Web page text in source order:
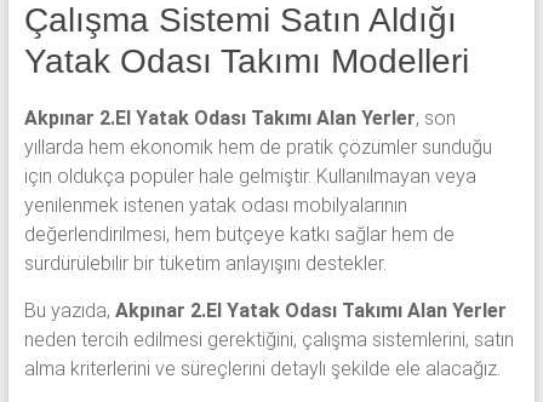
Antika
yatak
ve
Metebronz
yatak
odası
takımı
alınmaktadır.
Çalışma Sistemi Satın Aldığı
Yatak Odası Takımı Modelleri
Akpınar 2.El Yatak Odası Takımı Alan Yerler, son
yıllarda hem ekonomik hem de pratik çözümler sunduğu
için oldukça popüler hale gelmiştir. Kullanılmayan veya
yenilenmek istenen yatak odası mobilyalarının
değerlendirilmesi, hem bütçeye katkı sağlar hem de
sürdürülebilir bir tüketim anlayışını destekler.
Bu yazıda, Akpınar 2.El Yatak Odası Takımı Alan Yerler
neden tercih edilmesi gerektiğini, çalışma sistemlerini, satın
alma kriterlerini ve süreçlerini detaylı şekilde ele alacağız.